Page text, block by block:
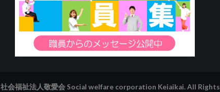
社会福祉法人敬愛会 Social welfare corporation Keiaikai.All Rights